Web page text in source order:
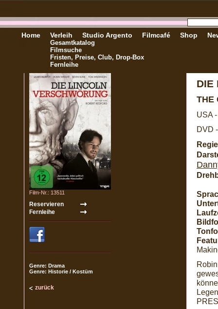
Home Verleih
Gesamtkatalog
Filmsuche
Fristen, Preise, Club, Drop-Box
Fernleihe
Studio Argento Filmcafé Shop
Film-Nr.: 13511
Genre: Drama
Genre: Historie / Kostüm
zurück
DIE
THE
USA
DVD